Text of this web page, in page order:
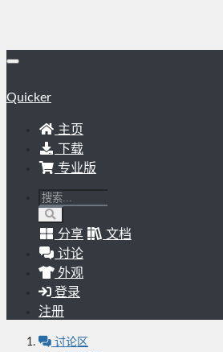
Quicker
主页
下载
专业版
分享
文档
讨论
外观
登录
注册
讨论区